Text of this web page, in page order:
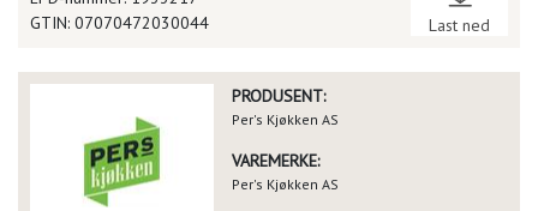
Last ned
GTIN: 07070472030044
PRODUSENT:
Per's Kjøkken AS
VAREMERKE:
Per's Kjøkken AS